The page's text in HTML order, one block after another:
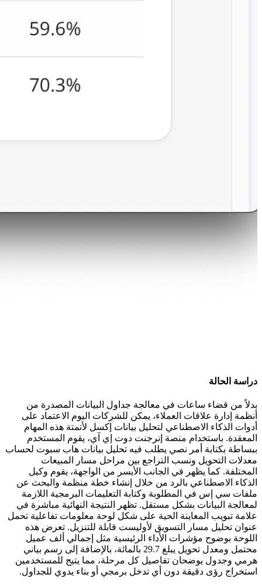
دراسة الحالة
بدلاً من قضاء ساعات في معالجة جداول البيانات المصدرة من
أنظمة إدارة علاقات العملاء، يمكن للشركات اليوم الاعتماد على
أدوات الذكاء الاصطناعي لتحليل بيانات إكسل لأتمتة هذه المهام
المعقدة. باستخدام منصة إنرجنت دوت إي آي، يقوم المستخدم
ببساطة بكتابة أمر نصي يطلب فيه تحليل بيانات هاب سبوت لحساب
معدلات التحويل ونسب التراجع بين مراحل مسار المبيعات
المختلفة. كما يظهر في الجانب الأيسر من الواجهة، يقوم وكيل
الذكاء الاصطناعي بالرد من خلال إنشاء خطة منظمة والبحث عن
ملفات سي إس في المطلوبة وكتابة التعليمات البرمجية اللازمة
لمعالجة البيانات بشكل مستقل. تظهر النتيجة النهائية مباشرة في
علامة تبويب المعاينة الحية على شكل لوحة معلومات تفاعلية تحمل
عنوان تحليل مسار التسويق لأوليست قابلة للتنزيل. تعرض هذه
اللوحة بوضوح مؤشرات الأداء الرئيسية مثل إجمالي ألف عميل
محتمل ومعدل تحويل يبلغ 29.7 بالمائة، بالإضافة إلى رسم بياني
هرمي وجدول يوضحان تفاصيل كل مرحلة، مما يتيح للمستخدمين
استخراج رؤى دقيقة دون أي تدخل برمجي أو بناء يدوي للجداول.